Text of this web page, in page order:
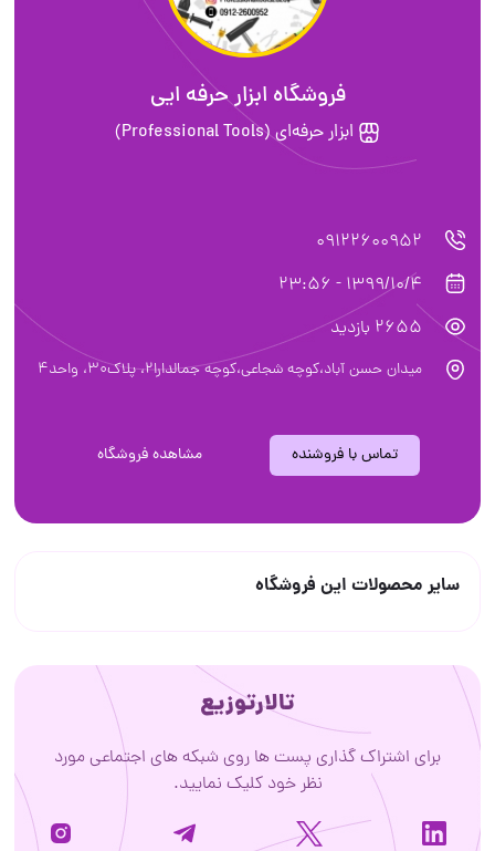
فروشگاه ابزار حرفه ایی
ابزار حرفه‌ای (Professional Tools)
09122600952
1399/10/4 - 23:56
2655 بازدید
میدان حسن آباد،کوچه شجاعی،کوچه جمالدارا۲، پلاک۳۰، واحد۴
تماس با فروشنده مشاهده فروشگاه
سایر محصولات این فروشگاه
تالارتوزیع
برای اشتراک گذاری پست ها روی شبکه های اجتماعی مورد
نظر خود کلیک نمایید.